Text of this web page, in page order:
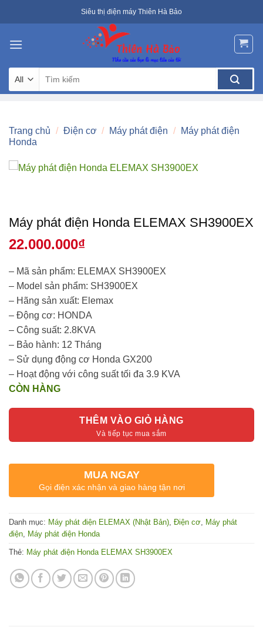
to
Siêu thị điện máy Thiên Hà Bảo
kiếm:
Trang chủ / Điện cơ / Máy phát điện /
Máy phát điện
Honda
Máy phát điện Honda ELEMAX SH3900EX
22.000.000₫
– Mã sản phẩm: ELEMAX SH3900EX
– Model sản phẩm: SH3900EX
– Hãng sản xuất: Elemax
– Động cơ: HONDA
– Công suất: 2.8KVA
– Bảo hành: 12 Tháng
– Sử dụng động cơ Honda GX200
– Hoạt động với công suất tối đa 3.9 KVA
CÒN HÀNG
THÊM VÀO GIỎ HÀNG
MUA NGAY
Gọi điện xác nhận và giao hàng tận nơi
Danh mục: Máy phát điện ELEMAX (Nhật Bản), Điện cơ, Máy phát
điện, Máy phát điện Honda
Thẻ: Máy phát điện Honda ELEMAX SH3900EX